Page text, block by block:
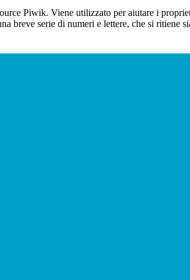
Piwik. Viene utilizzato per aiutare i
breve serie di numeri e lettere, che si